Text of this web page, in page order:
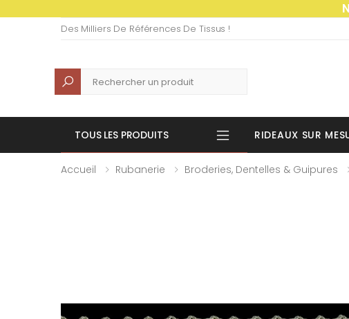
Des Milliers De Références De Tissus !
Recherche
TOUS LES PRODUITS RIDEAUX SUR
Accueil Rubanerie Broderies, Dentelles & Guipures